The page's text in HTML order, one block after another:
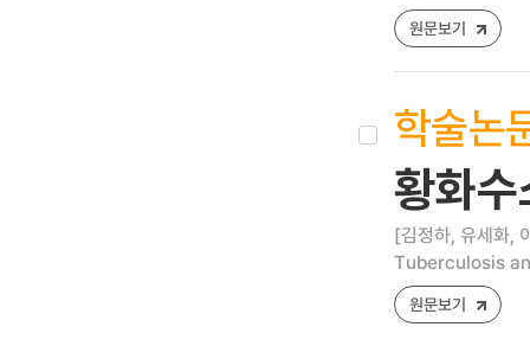
원문보기
학술논
황화
[김정하, 유세화,
Tuberculosis
원문보기